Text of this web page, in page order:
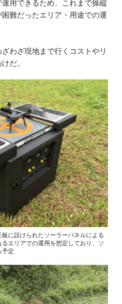
用できるため、これまで操縦
難だったエリア・用途での運
わざ現地まで行くコストやリ
だ。
に設けられたソーラーパネルによる
エリアでの運用を想定しており、ソ
予定